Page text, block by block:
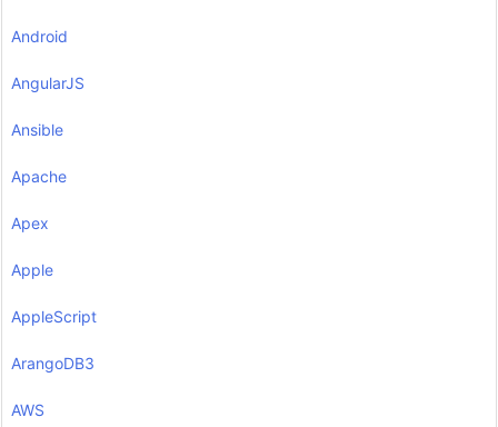
Android
AngularJS
Ansible
Apache
Apex
Apple
AppleScript
ArangoDB3
AWS